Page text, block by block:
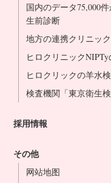
国内のデータ75,000
生前診断
地方の連携クリニッ
ヒロクリニック
ヒロクリックの羊水
検査機関「東京衛生
採用情報
その他
网站地图